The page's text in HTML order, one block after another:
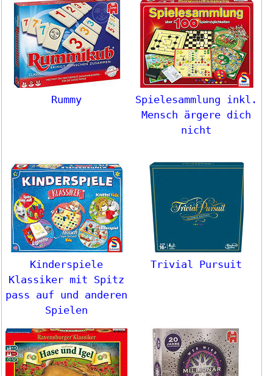
Rummy
Spielesammlung inkl.
Mensch ärgere dich
nicht
Kinderspiele
Klassiker mit Spitz
pass auf und anderen
Spielen
Trivial Pursuit